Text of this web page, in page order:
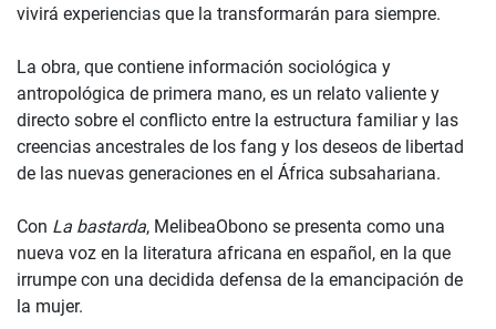
vivirá experiencias que la transformarán para siempre.
La obra, que contiene información sociológica y
antropológica de primera mano, es un relato valiente y
directo sobre el conflicto entre la estructura familiar y las
creencias ancestrales de los fang y los deseos de libertad
de las nuevas generaciones en el África subsahariana.
Con La bastarda, MelibeaObono se presenta como una
nueva voz en la literatura africana en español, en la que
irrumpe con una decidida defensa de la emancipación de
la mujer.